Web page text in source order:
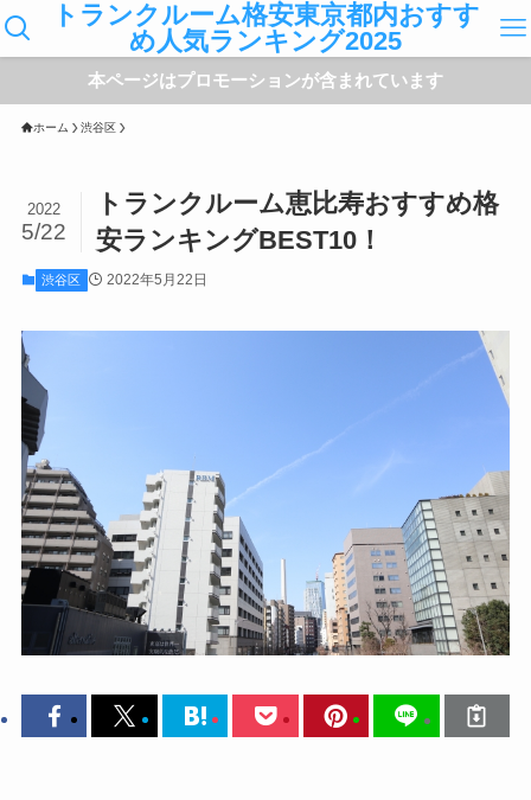
トランクルーム格安東京都内おすす
め人気ランキング2025
本ページはプロモーションが含まれています
ホーム 渋谷区
トランクルーム恵比寿おすすめ格
安ランキングBEST10！
2022
5/22
渋谷区 2022年5月22日